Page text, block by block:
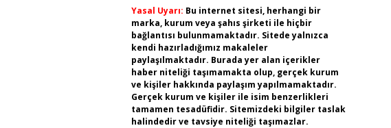
Yasal Uyarı: Bu internet sitesi, herhangi bir
marka, kurum veya şahıs şirketi ile hiçbir
bağlantısı bulunmamaktadır. Sitede yalnızca
kendi hazırladığımız makaleler
paylaşılmaktadır. Burada yer alan içerikler
haber niteliği taşımamakta olup, gerçek kurum
ve kişiler hakkında paylaşım yapılmamaktadır.
Gerçek kurum ve kişiler ile isim benzerlikleri
tamamen tesadüfidir. Sitemizdeki bilgiler taslak
halindedir ve tavsiye niteliği taşımazlar.